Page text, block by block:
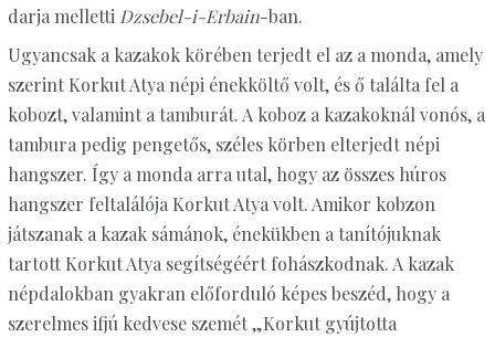
darja melletti Dzsebel-i-Erbain-ban.
Ugyancsak a kazakok körében terjedt el az a monda, amely
szerint Korkut Atya népi énekköltő volt, és ő találta fel a
kobozt, valamint a tamburát. A koboz a kazakoknál vonós, a
tambura pedig pengetős, széles körben elterjedt népi
hangszer. Így a monda arra utal, hogy az összes húros
hangszer feltalálója Korkut Atya volt. Amikor kobzon
játszanak a kazak sámánok, énekükben a tanítójuknak
tartott Korkut Atya segítségéért fohászkodnak. A kazak
népdalokban gyakran előforduló képes beszéd, hogy a
szerelmes ifjú kedvese szemét „Korkut gyújtotta